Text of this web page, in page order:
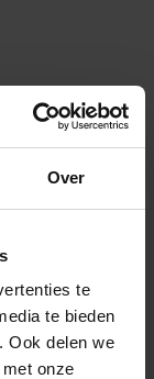
Over
te
te bieden
Ook delen we
onze